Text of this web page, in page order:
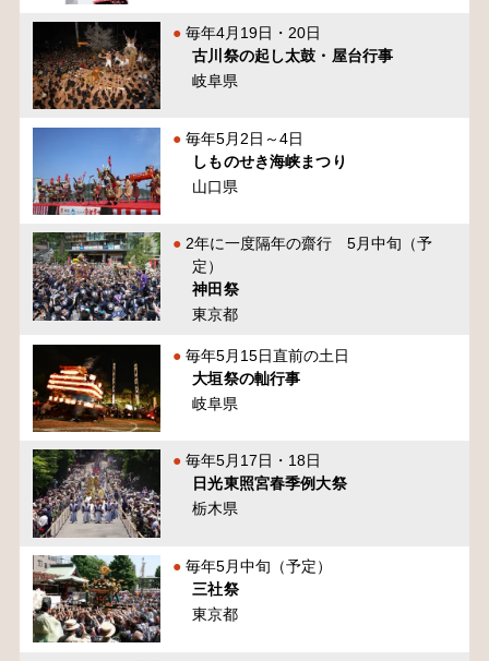
毎年4月19日・20日
古川祭の起し太鼓・屋台行事
岐阜県
毎年5月2日～4日
しものせき海峡まつり
山口県
2年に一度隔年の齋行 5月中旬（予
定）
神田祭
東京都
毎年5月15日直前の土日
大垣祭の軕行事
岐阜県
毎年5月17日・18日
日光東照宮春季例大祭
栃木県
毎年5月中旬（予定）
三社祭
東京都